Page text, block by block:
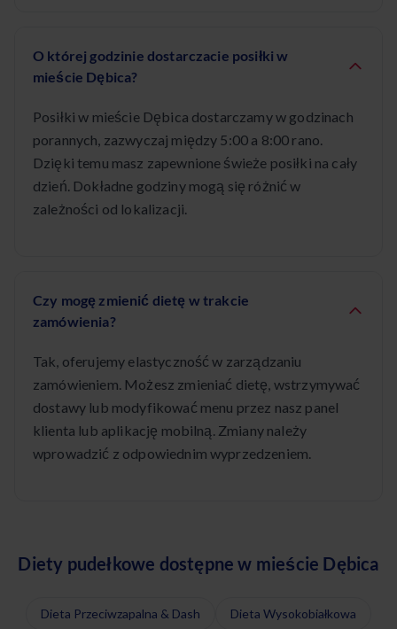
O której godzinie dostarczacie posiłki w
mieście Dębica?
Posiłki w mieście Dębica dostarczamy w godzinach
porannych, zazwyczaj między 5:00 a 8:00 rano.
Dzięki temu masz zapewnione świeże posiłki na cały
dzień. Dokładne godziny mogą się różnić w
zależności od lokalizacji.
Czy mogę zmienić dietę w trakcie
zamówienia?
Tak, oferujemy elastyczność w zarządzaniu
zamówieniem. Możesz zmieniać dietę, wstrzymywać
dostawy lub modyfikować menu przez nasz panel
klienta lub aplikację mobilną. Zmiany należy
wprowadzić z odpowiednim wyprzedzeniem.
Diety pudełkowe dostępne w mieście Dębica
Dieta Przeciwzapalna & Dash Dieta Wysokobiałkowa